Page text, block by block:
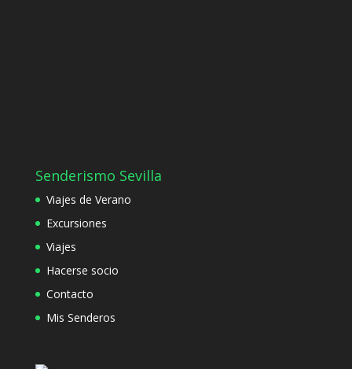
Senderismo Sevilla
Viajes de Verano
Excursiones
Viajes
Hacerse socio
Contacto
Mis Senderos